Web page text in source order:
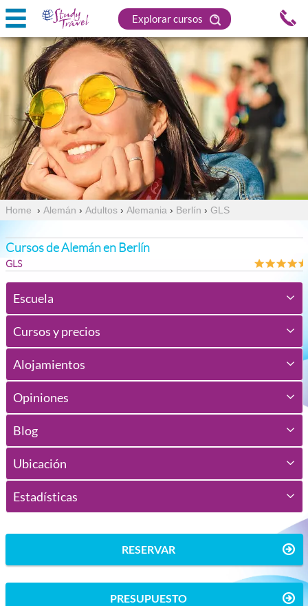
Explorar cursos
Home › Alemán › Adultos › Alemania › Berlín › GLS
Cursos de Alemán en Berlín
GLS
Escuela
Cursos y precios
Alojamientos
Opiniones
Blog
Ubicación
Estadísticas
RESERVAR
PRESUPUESTO